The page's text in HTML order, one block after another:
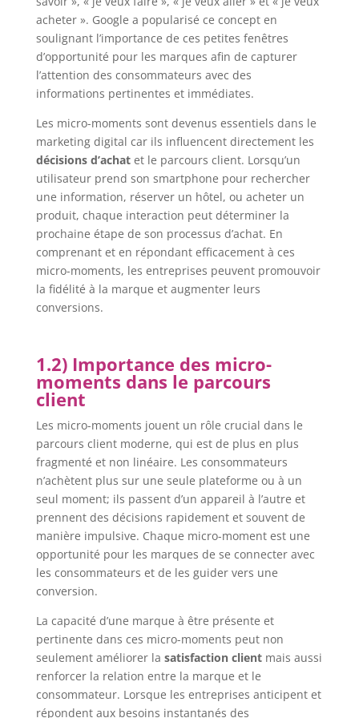
acheter ». Google a popularisé ce concept en
soulignant l’importance de ces petites fenêtres
d’opportunité pour les marques afin de capturer
l’attention des consommateurs avec des
informations pertinentes et immédiates.
Les micro-moments sont devenus essentiels dans le
marketing digital car ils influencent directement les
décisions d’achatet le parcours client. Lorsqu’un
utilisateur prend son smartphone pour rechercher
une information, réserver un hôtel, ou acheter un
produit, chaque interaction peut déterminer la
prochaine étape de son processus d’achat. En
comprenant et en répondant efficacement à ces
micro-moments, les entreprises peuvent promouvoir
la fidélité à la marque et augmenter leurs
conversions.
1.2) Importance des micro-
moments dans le parcours
client
Les micro-moments jouent un rôle crucial dans le
parcours client moderne, qui est de plus en plus
fragmenté et non linéaire. Les consommateurs
n’achètent plus sur une seule plateforme ou à un
seul moment; ils passent d’un appareil à l’autre et
prennent des décisions rapidement et souvent de
manière impulsive. Chaque micro-moment est une
opportunité pour les marques de se connecter avec
les consommateurs et de les guider vers une
conversion.
La capacité d’une marque à être présente et
pertinente dans ces micro-moments peut non
seulement améliorer la satisfaction clientmais aussi
renforcer la relation entre la marque et le
consommateur. Lorsque les entreprises anticipent et
répondent aux besoins instantanés des